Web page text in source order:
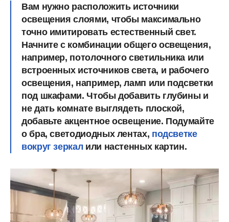
Вам нужно расположить источники
освещения слоями, чтобы максимально
точно имитировать естественный свет.
Начните с комбинации общего освещения,
например, потолочного светильника или
встроенных источников света, и рабочего
освещения, например, ламп или подсветки
под шкафами. Чтобы добавить глубины и
не дать комнате выглядеть плоской,
добавьте акцентное освещение. Подумайте
о бра, светодиодных лентах, подсветке
вокруг зеркалили настенных картин.